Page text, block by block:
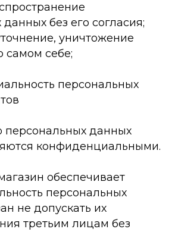
без его согласия;
уничтожение
себе;
персональных
персональных данных
конфиденциальными.
обеспечивает
персональных
не допускать их
третьим лицам без